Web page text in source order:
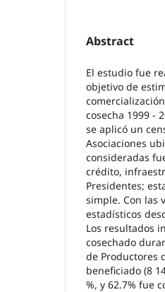
Abstract
El estudio fue
objetivo de
cosecha 1999 -
se aplicó un
Asociaciones
consideradas
crédito,
Presidentes;
simple. Con las
estadísticos
Los resultados
cosechado
de Productores
beneficiado (8
%, y 62.7% fue